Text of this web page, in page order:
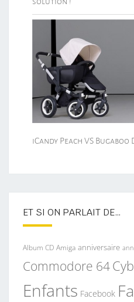
iCandy Peach VS Bugaboo
ET SI ON PARLAIT DE…
Album CD Amiga anniversaire
Commodore 64
Enfants Facebook